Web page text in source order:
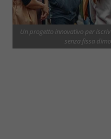
Un progetto innovativo per
senza fissa